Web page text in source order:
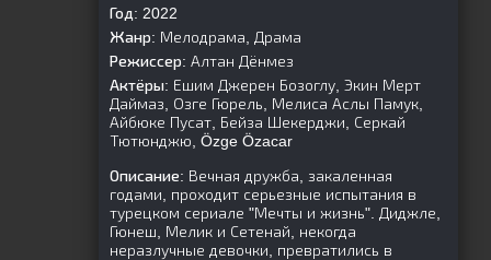
Год: 2022
Жанр: Мелодрама, Драма
Режиссер: Алтан Дёнмез
Актёры: Ешим Джерен Бозоглу, Экин Мерт
Даймаз, Озге Гюрель, Мелиса Аслы Памук,
Айбюке Пусат, Бейза Шекерджи, Серкай
Тютюнджю, Özge Özacar
Описание: Вечная дружба, закаленная
годами, проходит серьезные испытания в
турецком сериале "Мечты и жизнь". Диджле,
Гюнеш, Мелик и Сетенай, некогда
неразлучные девочки, превратились в